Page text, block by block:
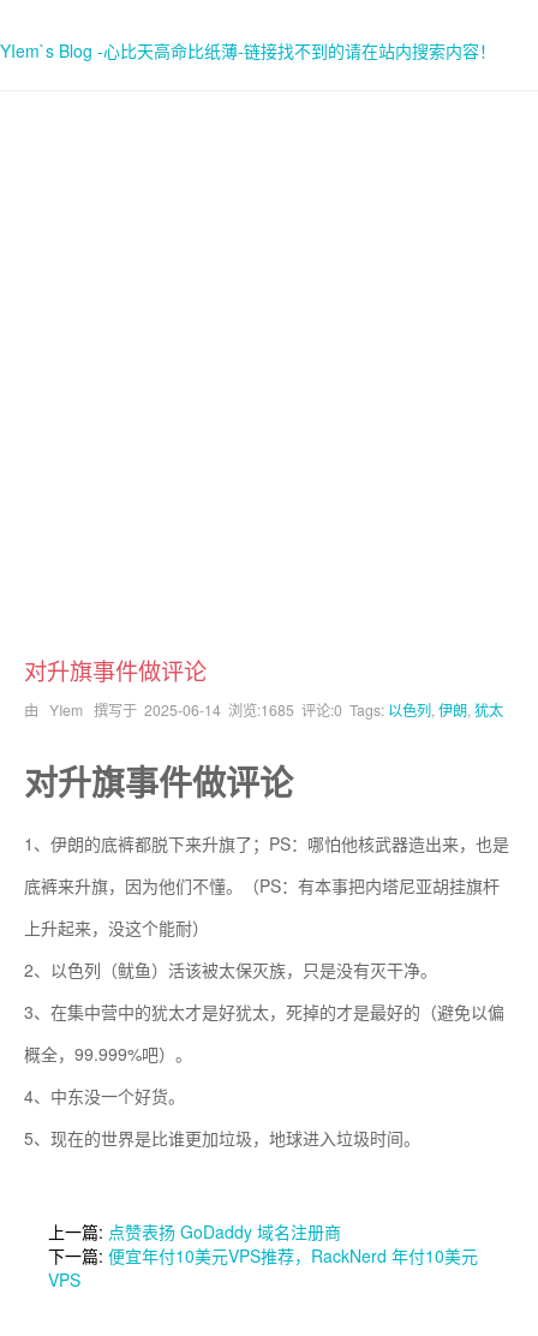
YIem`s Blog -心比天高命比纸薄-链接找不到的请在站内搜索内容！
对升旗事件做评论
由 YIem 撰写于 2025-06-14 浏览:1685 评论:0 Tags: 以色列, 伊朗, 犹太
对升旗事件做评论
1、伊朗的底裤都脱下来升旗了；PS：哪怕他核武器造出来，也是
底裤来升旗，因为他们不懂。（PS：有本事把内塔尼亚胡挂旗杆
上升起来，没这个能耐）
2、以色列（鱿鱼）活该被太保灭族，只是没有灭干净。
3、在集中营中的犹太才是好犹太，死掉的才是最好的（避免以偏
概全，99.999%吧）。
4、中东没一个好货。
5、现在的世界是比谁更加垃圾，地球进入垃圾时间。
上一篇: 点赞表扬 GoDaddy 域名注册商
下一篇: 便宜年付10美元VPS推荐，RackNerd 年付10美元
VPS